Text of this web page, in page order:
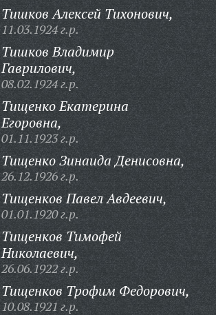
Тишков Алексей Тихонович,
11.03.1924 г.р.
Тишков Владимир
Гаврилович,
08.02.1924 г.р.
Тищенко Екатерина
Егоровна,
01.11.1923 г.р.
Тищенко Зинаида Денисовна,
26.12.1926 г.р.
Тищенков Павел Авдеевич,
01.01.1920 г.р.
Тищенков Тимофей
Николаевич,
26.06.1922 г.р.
Тищенков Трофим Федорович,
10.08.1921 г.р.